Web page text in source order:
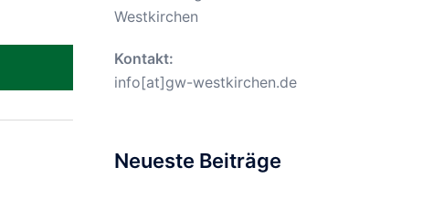
Westkirchen
Kontakt:
info[at]gw-westkirchen.de
Neueste Beiträge